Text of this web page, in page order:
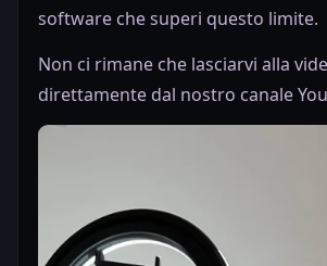
software che superi questo limite.
Non ci rimane che lasciarvi alla
direttamente dal nostro canale